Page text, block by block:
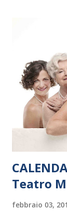
“Settembre
consecutivo. Il
giovani artisti
volta.
da un
Teatro
febbraio 03,